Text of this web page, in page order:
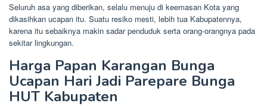
Seluruh asa yang diberikan, selalu menuju di keemasan Kota yang
dikasihkan ucapan itu. Suatu resiko mesti, lebih tua Kabupatennya,
karena itu sebaiknya makin sadar penduduk serta orang-orangnya pada
sekitar lingkungan.
Harga Papan Karangan Bunga
Ucapan Hari Jadi Parepare Bunga
HUT Kabupaten